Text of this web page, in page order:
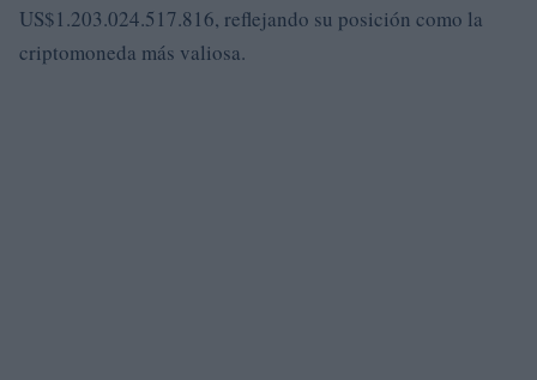
US$1.203.024.517.816, reflejando su posición como la
criptomoneda más valiosa.